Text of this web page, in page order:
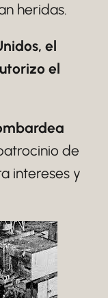
heridas.
el
el
de
intereses y